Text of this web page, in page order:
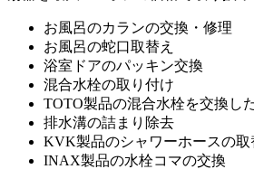
お風呂のカランの交換・修理
お風呂の蛇口取替え
浴室ドアのパッキン交換
混合水栓の取り付け
TOTO製品の混合水栓を交換し
排水溝の詰まり除去
KVK製品のシャワーホースの取
INAX製品の水栓コマの交換